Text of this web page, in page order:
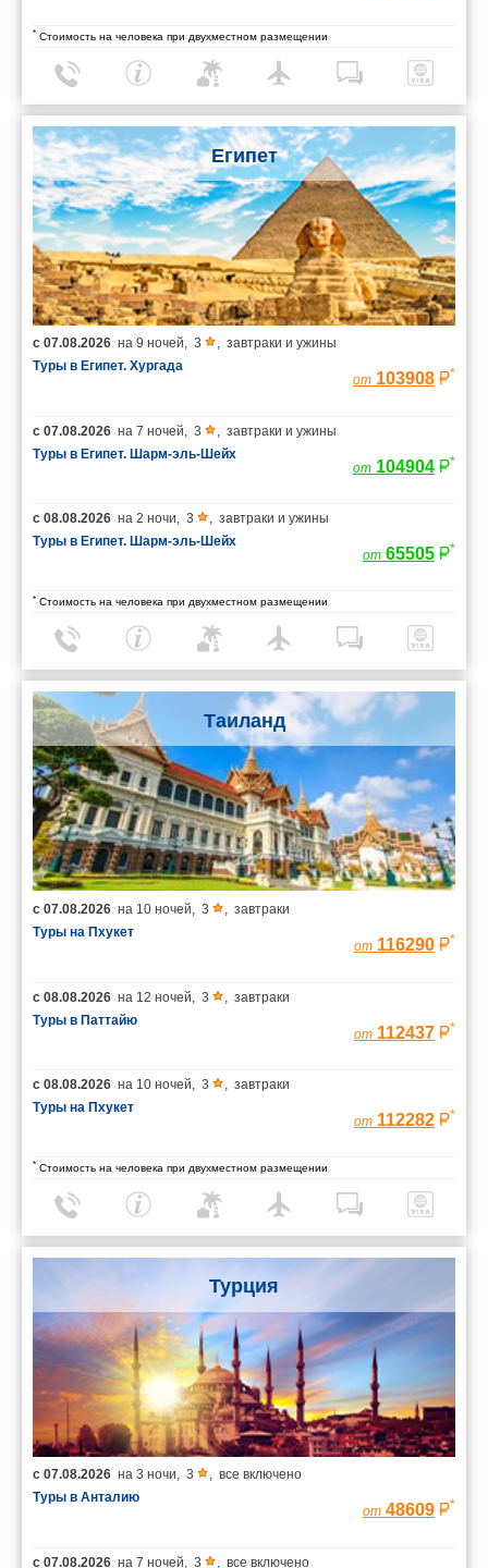
* Стоимость на человека при двухместном размещении
Египет
с 07.08.2026 на 9 ночей, 3 , завтраки и ужины
Туры в Египет. Хургада
от 103908 *
с 07.08.2026 на 7 ночей, 3 , завтраки и ужины
Туры в Египет. Шарм-эль-Шейх
от 104904 *
с 08.08.2026 на 2 ночи, 3 , завтраки и ужины
Туры в Египет. Шарм-эль-Шейх
от 65505 *
* Стоимость на человека при двухместном размещении
Таиланд
с 07.08.2026 на 10 ночей 3
завтраки
Туры на Пхукет
от 116290 *
с 08.08.2026 на 12 ночей 3
завтраки
Туры в Паттайю
от 112437 *
с 08.08.2026 на 10 ночей 3
завтраки
Туры на Пхукет
от 112282 *
* Стоимость на человека при двухместном размещении
Турция
с 07.08.2026 на 3 ночи, 3 , все включено
Туры в Анталию
от 48609 *
с 07.08.2026 на 7 ночей, 3 , все включено